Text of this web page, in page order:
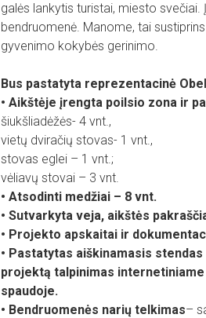
galės lankytis turistai, miesto
bendruomenė. Manome, tai
gyvenimo kokybės gerinimo.
Bus pastatyta reprezentacinė
• Aikštėje įrengta poilsio zona ir
šiukšliadėžės- 4 vnt.,
vietų dviračių stovas- 1 vnt.,
stovas eglei – 1 vnt.;
vėliavų stovai – 3 vnt.
• Atsodinti medžiai – 8 vnt.
• Sutvarkyta veja, aikštės
• Projekto apskaitai ir
• Pastatytas aiškinamasis
projektą talpinimas
spaudoje.
• Bendruomenės narių telkimas–